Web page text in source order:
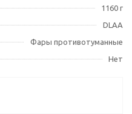
1160 г
DLAA
Фары противотуманные
Нет